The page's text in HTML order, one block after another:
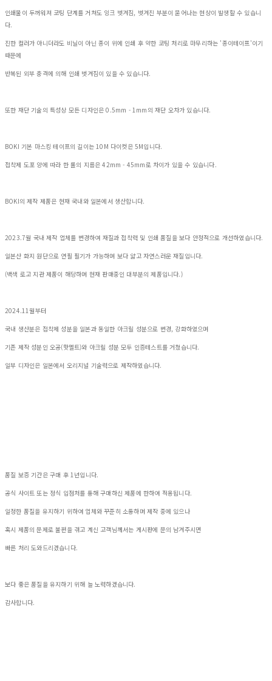
인쇄물이 두꺼워져 코팅 단계를 거쳐도 잉크 벗겨짐, 벗겨진 부분이 묻어나는 현상이 발생할 수 있습니
다.
진한 컬러가 아니더라도 비닐이 아닌 종이 위에 인쇄 후 약한 코팅 처리로 마무리하는 '종이테이프'이기
때문에
반복된 외부 충격에 의해 인쇄 벗겨짐이 있을 수 있습니다.
또한 재단 기술의 특성상 모든 디자인은 0.5mm - 1mm의 재단 오차가 있습니다.
BOKI 기본 마스킹 테이프의 길이는 10M 다이컷은 5M입니다.
접착제 도포 양에 따라 한 롤의 지름은 42mm - 45mm로 차이가 있을 수 있습니다.
BOKI의 제작 제품은 현재 국내와 일본에서 생산합니다.
2023.7월 국내 제작 업체를 변경하여 재질과 접착력 및 인쇄 품질을 보다 안정적으로 개선하였습니다.
일본산 화지 원단으로 연필 필기가 가능하며 보다 얇고 자연스러운 재질입니다.
(백색 로고 지관 제품이 해당하며 현재 판매중인 대부분의 제품입니다.)
2024.11월부터
국내 생산분은 접착제 성분을 일본과 동일한 아크릴 성분으로 변경, 강화하였으며
기존 제작 성분인 오공(핫멜트)와 아크릴 성분 모두 인증테스트를 거쳤습니다.
일부 디자인은 일본에서 오리지널 기술력으로 제작하였습니다.
품질 보증 기간은 구매 후 1년입니다.
공식 사이트 또는 정식 입점처를 통해 구매하신 제품에 한하여 적용됩니다.
일정한 품질을 유지하기 위하여 업체와 꾸준히 소통하며 제작 중에 있으나
혹시 제품의 문제로 불편을 겪고 계신 고객님께서는 게시판에 문의 남겨주시면
빠른 처리 도와드리겠습니다.
보다 좋은 품질을 유지하기 위해 늘 노력하겠습니다.
감사합니다.